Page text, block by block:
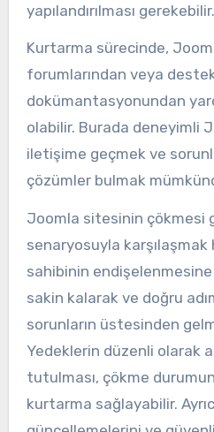
yapılandırılması gerekebilir.
Kurtarma sürecinde,
forumlarından veya
dokümantasyonundan
olabilir. Burada deneyimli
iletişime geçmek ve
çözümler bulmak
Joomla sitesinin çökmesi
senaryosuyla
sahibinin
sakin kalarak ve doğru
sorunların üstesinden
Yedeklerin düzenli olarak
tutulması, çökme
kurtarma sağlayabilir.